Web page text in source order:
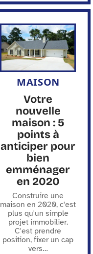
MAISON
Votre
nouvelle
maison : 5
points à
anticiper pour
bien
emménager
en 2020
Construire une
maison en 2020, c'est
plus qu'un simple
projet immobilier.
C'est prendre
position, fixer un cap
vers…